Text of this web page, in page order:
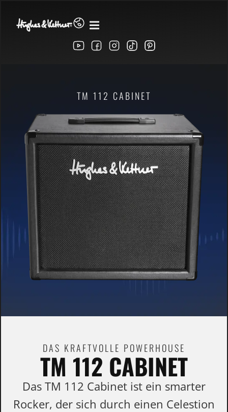
TM 112 CABINET
DAS KRAFTVOLLE POWERHOUSE
TM 112 CABINET
Das TM 112 Cabinet ist ein smarter
Rocker, der sich durch einen Celestion